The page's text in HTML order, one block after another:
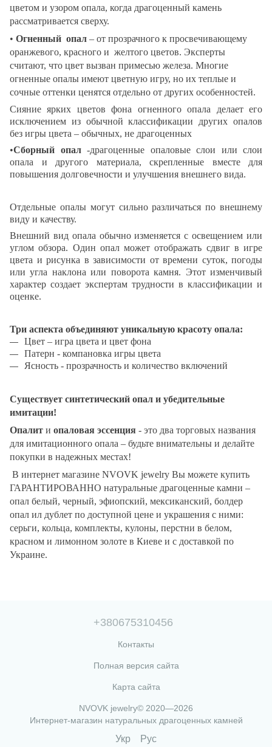
цветом и узором опала, когда драгоценный камень
рассматривается сверху.
• Огненный опал – от прозрачного к просвечивающему
оранжевого, красного и желтого цветов. Эксперты
считают, что цвет вызван примесью железа. Многие
огненные опалы имеют цветную игру, но их теплые и
сочные оттенки ценятся отдельно от других особенностей.
Сияние ярких цветов фона огненного опала делает его
исключением из обычной классификации других опалов
без игры цвета – обычных, не драгоценных
•Сборный опал-драгоценные опаловые слои или слои
опала и другого материала, скрепленные вместе для
повышения долговечности и улучшения внешнего вида.
Отдельные опалы могут сильно различаться по внешнему
виду и качеству.
Внешний вид опала обычно изменяется с освещением или
углом обзора. Один опал может отображать сдвиг в игре
цвета и рисунка в зависимости от времени суток, погоды
или угла наклона или поворота камня. Этот изменчивый
характер создает экспертам трудности в классификации и
оценке.
Три аспекта объединяют уникальную красоту опала:
Цвет – игра цвета и цвет фона
Патерн - компановка игры цвета
Ясность - прозрачность и количество включений
Существует синтетический опал и убедительные
имитации!
Опалит и опаловая эссенция - это два торговых названия
для имитационного опала – будьте внимательны и делайте
покупки в надежных местах!
В интернет магазине NVOVK jewelry Вы можете купить
ГАРАНТИРОВАННО натуральные драгоценные камни –
опал белый, черный, эфиопский, мексиканский, болдер
опал ил дублет по доступной цене и украшения с ними:
серьги, кольца, комплекты, кулоны, перстни в белом,
красном и лимонном золоте в Киеве и с доставкой по
Украине.
+380675310456
Контакты
Полная версия сайта
Карта сайта
NVOVK jewelry© 2020—2026
Интернет-магазин натуральных драгоценных камней
Укр Рус